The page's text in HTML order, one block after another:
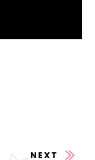
SPECIAL
NEXT